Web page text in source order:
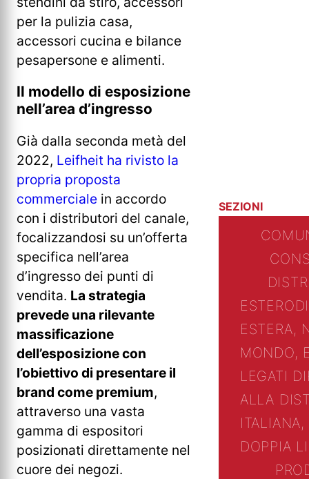
per la pulizia casa,
accessori cucina e bilance
pesapersone e alimenti.
Il modello di esposizione
nell’area d’ingresso
Già dalla seconda metà del
2022, Leifheit ha rivisto la
propria proposta
commerciale in accordo
con i distributori del canale,
focalizzandosi su un’offerta
specifica nell’area
d’ingresso dei punti di
vendita. La strategia
prevede una rilevante
massificazione
dell’esposizione con
l’obiettivo di presentare il
brand come premium,
attraverso una vasta
gamma di espositori
posizionati direttamente nel
cuore dei negozi.
SEZIONI
ESTERO
ESTERA,
MONDO,
LEGATI
ALLA
DOPPIA